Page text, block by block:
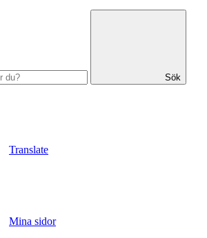
Sök
Translate
Mina sidor